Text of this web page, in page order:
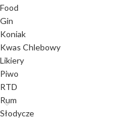
Food
Gin
Koniak
Kwas Chlebowy
Likiery
Piwo
RTD
Rum
Słodycze